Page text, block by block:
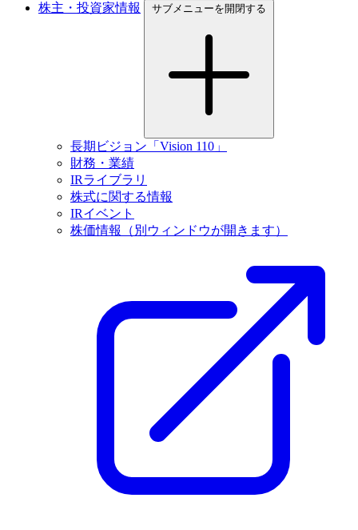
株主・投資家情報 サブメニューを開閉する
長期ビジョン「Vision 110」
財務・業績
IRライブラリ
株式に関する情報
IRイベント
株価情報
（別ウィンドウが開きます）